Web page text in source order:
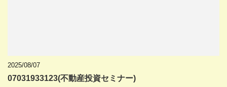
2025/08/07
07031933123(不動産投資セミナー)